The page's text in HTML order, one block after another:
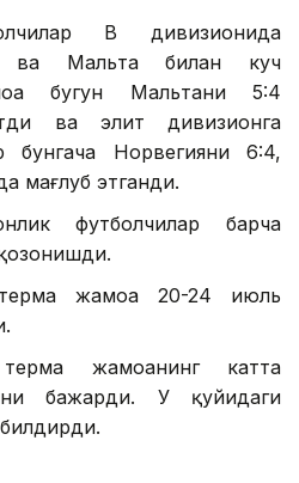
В дивизионида
ва Мальта билан куч
бугун Мальтани 5:4
ва элит дивизионга
бунгача Норвегияни 6:4,
мағлуб этганди.
футболчилар барча
жамоа 20-24 июль
жамоанинг катта
бажарди. У қуйидаги